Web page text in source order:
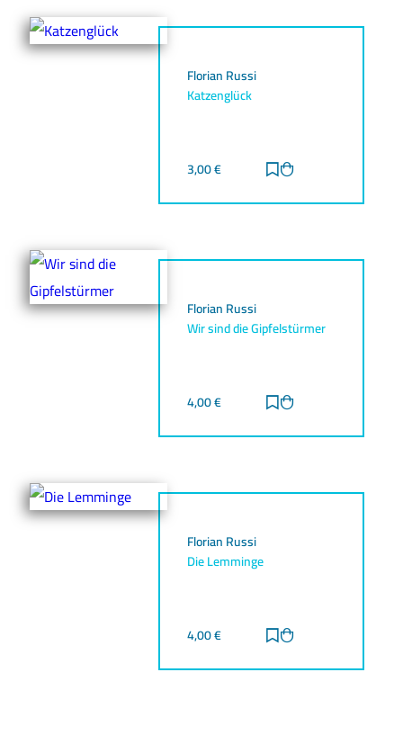
Florian Russi
Katzenglück
3,00€ Zur Merkliste
Florian Russi
Wir sind die Gipfelstürmer
4,00€ Zur Merkliste
Florian Russi
Die Lemminge
4,00€ Zur Merkliste